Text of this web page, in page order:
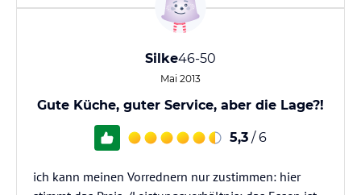
Silke46-50
Mai 2013
Gute Küche, guter Service, aber die Lage?!
5,3 / 6
ich kann meinen Vorrednern nur zustimmen: hier